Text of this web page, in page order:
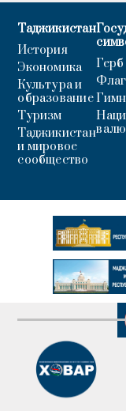
Таджикистан
История
Экономика
Культура и
образование
Туризм
Таджикистан
и мировое
сообщество
Герб
Флаг
Гимн